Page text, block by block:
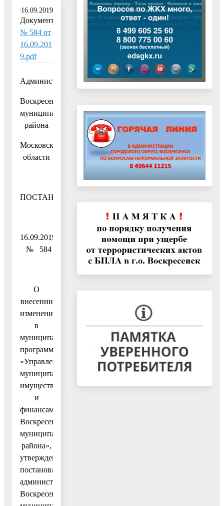
16.09.2019
Документ:
№ 584 от
16.09.201
9.pdf
Администрация
Воскресенского
муниципального
района
Московской
области
ПОСТАНОВЛЕНИЕ
16.09.2019
№ 584
О
внесении
изменений
в
муниципальную
программу
«Управление
муниципальным
имуществом
и
финансами
Воскресенского
муниципального
района»,
утвержденную
постановлением
администрации
Воскресенского